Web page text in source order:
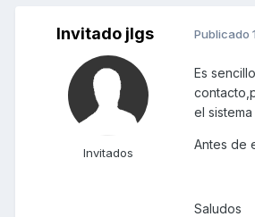
Invitado jlgs
Invitados
Publicado
Es
el
Antes de
Saludos